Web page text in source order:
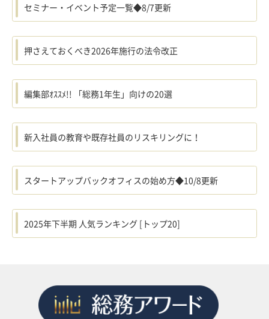
セミナー・イベント予定一覧◆8/7更新
押さえておくべき2026年施行の法令改正
編集部ｵｽｽﾒ!! 「総務1年生」向けの20選
新入社員の教育や既存社員のリスキリングに！
スタートアップバックオフィスの始め方◆10/8更新
2025年下半期 人気ランキング [トップ20]